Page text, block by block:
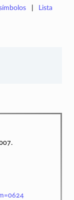
Lista